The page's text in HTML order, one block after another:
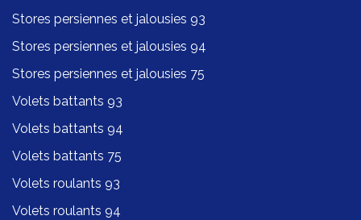
Stores persiennes et jalousies 93
Stores persiennes et jalousies 94
Stores persiennes et jalousies 75
Volets battants 93
Volets battants 94
Volets battants 75
Volets roulants 93
Volets roulants 94